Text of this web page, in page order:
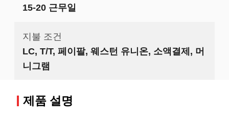
15-20 근무일
지불 조건
LC, T/T, 페이팔, 웨스턴 유니온, 소액결제, 머
니그램
제품 설명